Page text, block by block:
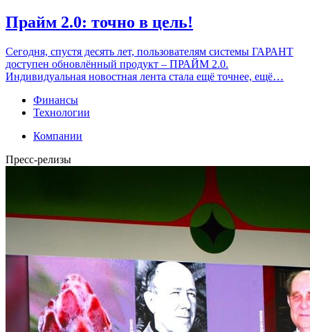
Прайм 2.0: точно в цель!
Сегодня, спустя десять лет, пользователям системы ГАРАНТ
доступен обновлённый продукт – ПРАЙМ 2.0.
Индивидуальная новостная лента стала ещё точнее, ещё…
Финансы
Технологии
Компании
Пресс-релизы